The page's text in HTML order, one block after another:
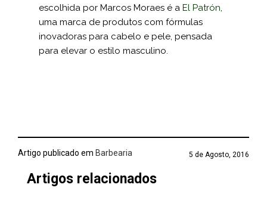
escolhida por Marcos Moraes é a El Patrón,
uma marca de produtos com fórmulas
inovadoras para cabelo e pele, pensada
para elevar o estilo masculino.
Artigo publicado em Barbearia 5 de Agosto, 2016
Artigos relacionados